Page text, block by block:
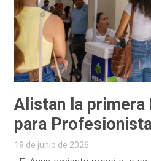
Alistan la primera
para
19 de junio de 2026